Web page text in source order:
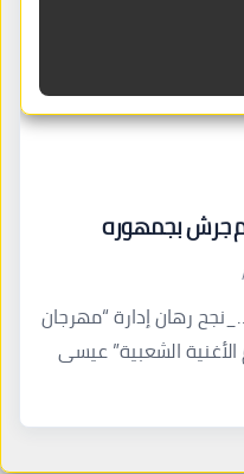
جرش بجمهوره
رهان إدارة “مهرجان
الشعبية” عيسى